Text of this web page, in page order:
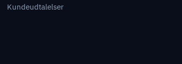
Kundeudtalelser